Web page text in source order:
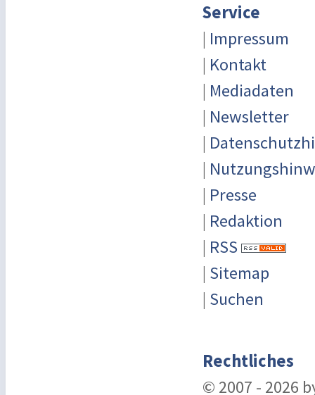
Service
| Impressum
| Kontakt
| Mediadaten
| Newsletter
|
|
| Presse
| Redaktion
| RSS
| Sitemap
| Suchen
Rechtliches
© 2007 - 2026